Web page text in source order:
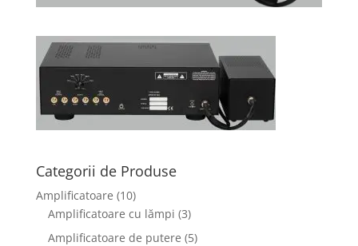
Categorii de Produse
Amplificatoare (10)
Amplificatoare cu lămpi (3)
Amplificatoare de putere (5)